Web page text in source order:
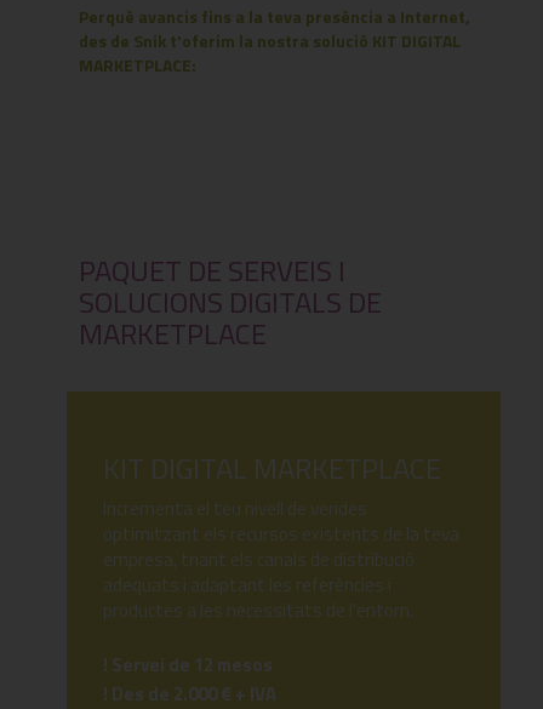
Perquè avancis fins a la teva presència a Internet,
des de Snik t'oferim la nostra solució KIT DIGITAL
MARKETPLACE:
PAQUET DE SERVEIS I
SOLUCIONS DIGITALS DE
MARKETPLACE
KIT DIGITAL MARKETPLACE
Incrementa el teu nivell de vendes
optimitzant els recursos existents de la teva
empresa, triant els canals de distribució
adequats i adaptant les referències i
productes a les necessitats de l'entorn.
! Servei de 12 mesos
! Des de 2.000 € + IVA